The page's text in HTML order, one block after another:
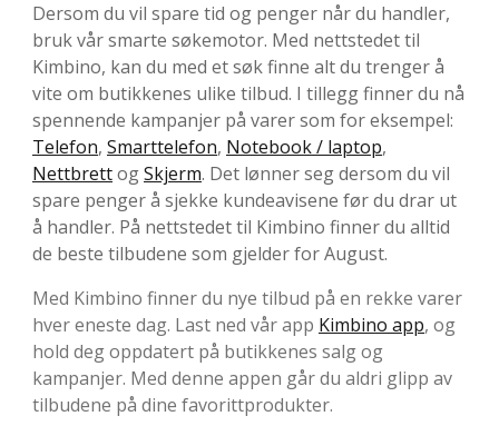
Dersom du vil spare tid og penger når du handler,
bruk vår smarte søkemotor. Med nettstedet til
Kimbino, kan du med et søk finne alt du trenger å
vite om butikkenes ulike tilbud. I tillegg finner du nå
spennende kampanjer på varer som for eksempel:
Telefon, Smarttelefon, Notebook / laptop,
NettbrettogSkjerm. Det lønner seg dersom du vil
spare penger å sjekke kundeavisene før du drar ut
å handler. På nettstedet til Kimbino finner du alltid
de beste tilbudene som gjelder for August.
Med Kimbino finner du nye tilbud på en rekke varer
hver eneste dag. Last ned vår app Kimbino app, og
hold deg oppdatert på butikkenes salg og
kampanjer. Med denne appen går du aldri glipp av
tilbudene på dine favorittprodukter.